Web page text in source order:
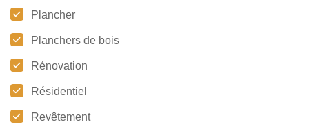
Plancher
Planchers de bois
Rénovation
Résidentiel
Revêtement